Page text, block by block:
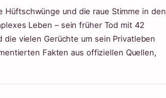
und die raue Stimme in den
Leben – sein früher Tod mit 42
vielen Gerüchte um sein Privatleben
Fakten aus offiziellen Quellen,